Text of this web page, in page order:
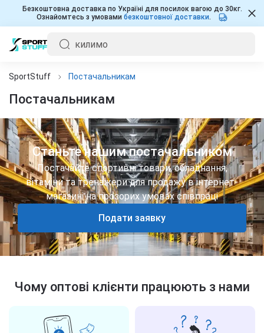
Безкоштовна доставка по Україні для посилок вагою до 30кг.
Ознайомтесь з умовами безкоштовної доставки.
SportStuff Постачальникам
Постачальникам
Станьте нашим постачальником
Постачайте спортивні товари, обладнання,
вітаміни та тренажери для продажу в інтернет-
магазині на прозорих умовах співпраці
Подати заявку
Чому оптові клієнти працюють з нами